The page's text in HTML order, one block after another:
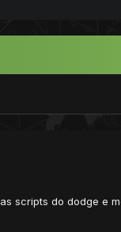
scripts do dodge e